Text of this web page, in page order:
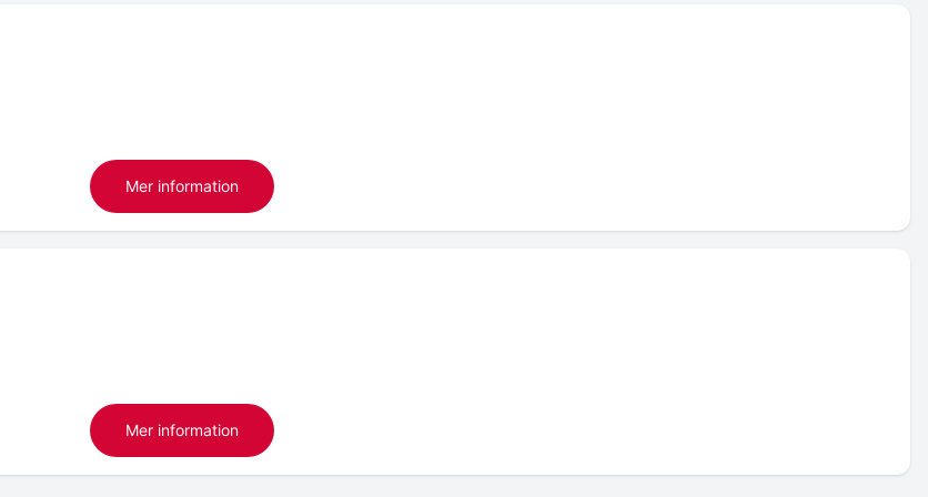
Mer information
Mer information